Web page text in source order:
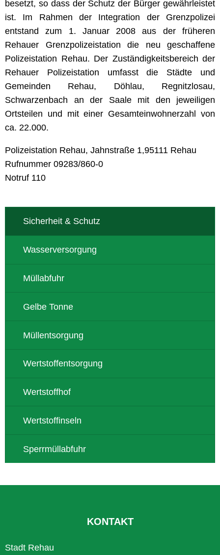
besetzt, so dass der Schutz der Bürger gewährleistet
ist. Im Rahmen der Integration der Grenzpolizei
entstand zum 1. Januar 2008 aus der früheren
Rehauer Grenzpolizeistation die neu geschaffene
Polizeistation Rehau. Der Zuständigkeitsbereich der
Rehauer Polizeistation umfasst die Städte und
Gemeinden Rehau, Döhlau, Regnitzlosau,
Schwarzenbach an der Saale mit den jeweiligen
Ortsteilen und mit einer Gesamteinwohnerzahl von
ca. 22.000.
Polizeistation Rehau, Jahnstraße 1,95111 Rehau
Rufnummer 09283/860-0
Notruf 110
Sicherheit & Schutz
Wasserversorgung
Müllabfuhr
Gelbe Tonne
Müllentsorgung
Wertstoffentsorgung
Wertstoffhof
Wertstoffinseln
Sperrmüllabfuhr
KONTAKT
Stadt Rehau